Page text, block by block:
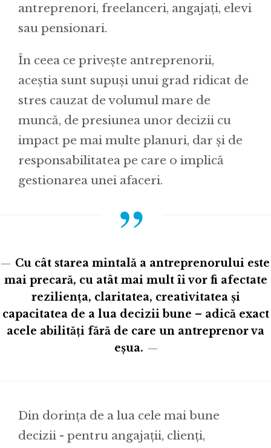
antreprenori, freelanceri, angajați, elevi
sau pensionari.
În ceea ce privește antreprenorii,
aceștia sunt supuși unui grad ridicat de
stres cauzat de volumul mare de
muncă, de presiunea unor decizii cu
impact pe mai multe planuri, dar și de
responsabilitatea pe care o implică
gestionarea unei afaceri.
Cu cât starea mintală a antreprenorului este
mai precară, cu atât mai mult îi vor fi afectate
reziliența, claritatea, creativitatea și
capacitatea de a lua decizii bune – adică exact
acele abilități fără de care un antreprenor va
eșua.
Din dorința de a lua cele mai bune
decizii - pentru angajații, clienți,